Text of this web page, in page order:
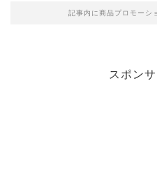
記事内に商品プロモーシ
スポン